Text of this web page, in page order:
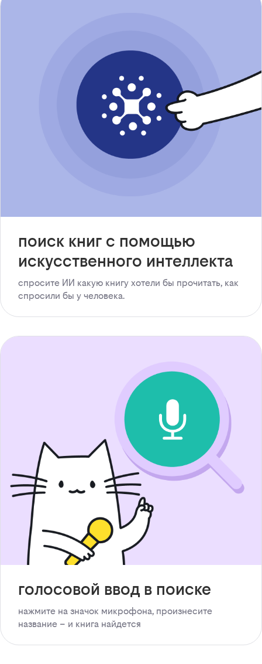
поиск книг с помощью
искусственного интеллекта
спросите ИИ какую книгу хотели бы прочитать, как
спросили бы у человека.
голосовой ввод в поиске
нажмите на значок микрофона, произнесите
название – и книга найдется